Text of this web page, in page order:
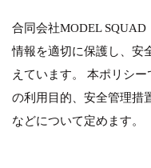
合同会社MODEL
情報を適切に保護し、安
えています。 本ポリシ
の利用目的、安全管理措
などについて定めます。